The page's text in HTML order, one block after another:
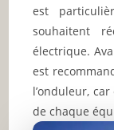
est
souhaitent
électrique.
est
l’onduleur,
de chaque